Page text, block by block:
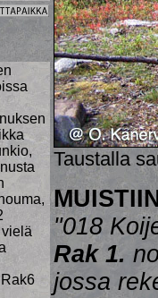
Taustalla
"018
Rak 1.
jossa